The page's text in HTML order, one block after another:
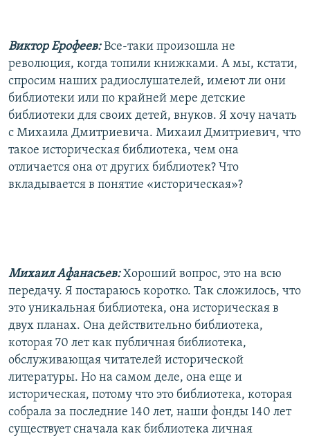
Виктор Ерофеев: Все-таки произошла не
революция, когда топили книжками. А мы, кстати,
спросим наших радиослушателей, имеют ли они
библиотеки или по крайней мере детские
библиотеки для своих детей, внуков. Я хочу начать
с Михаила Дмитриевича. Михаил Дмитриевич, что
такое историческая библиотека, чем она
отличается она от других библиотек? Что
вкладывается в понятие «историческая»?
Михаил Афанасьев: Хороший вопрос, это на всю
передачу. Я постараюсь коротко. Так сложилось, что
это уникальная библиотека, она историческая в
двух планах. Она действительно библиотека,
которая 70 лет как публичная библиотека,
обслуживающая читателей исторической
литературы. Но на самом деле, она еще и
историческая, потому что это библиотека, которая
собрала за последние 140 лет, наши фонды 140 лет
существует сначала как библиотека личная